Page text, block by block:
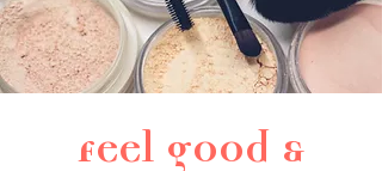
Feel good &